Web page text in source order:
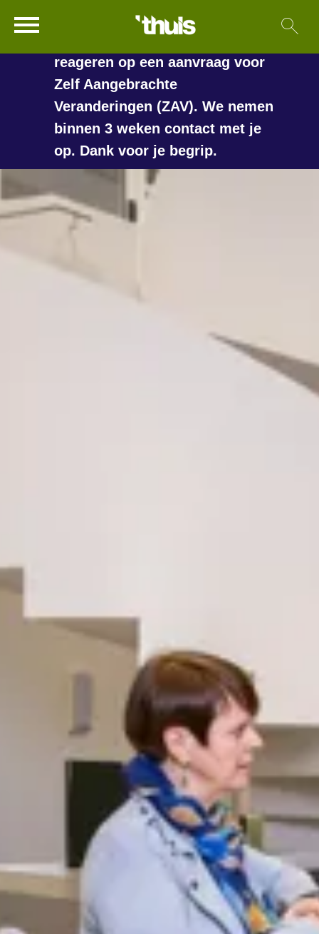
Naar hoofdinhoud
Naar hoofdnavigatiemenu
Naar zoeken
Naar de homepage
Ga naar Hoofd
langer duren voordat we
reageren op een aanvraag voor
Zelf Aangebrachte
Veranderingen (ZAV). We nemen
binnen 3 weken contact met je
op. Dank voor je begrip.